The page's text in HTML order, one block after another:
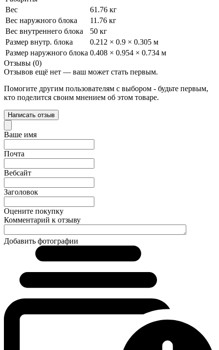
Вес
61.76 кг
Вес наружного блока
11.76 кг
Вес внутреннего блока
50 кг
Размер внутр. блока
0.212 × 0.9 × 0.305 м
Размер наружного блока 0.408 × 0.954 × 0.734 м
Отзывы (0)
Отзывов ещё нет — ваш может стать первым.
Помогите другим пользователям с выбором - будьте первым,
кто поделится своим мнением об этом товаре.
Написать отзыв
Ваше имя
Почта
Вебсайт
Заголовок
Оцените покупку
Комментарий к отзыву
Добавить фотографии